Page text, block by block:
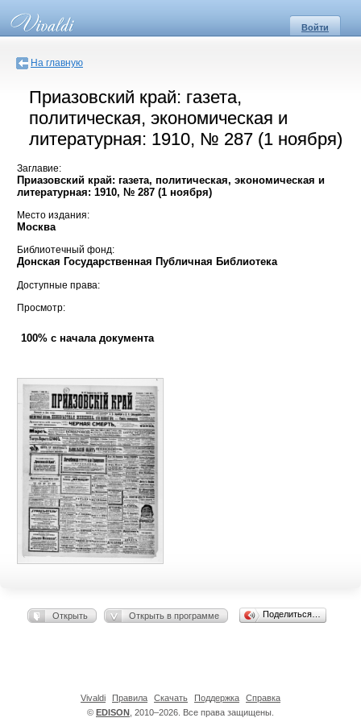
Войти
На главную
Приазовский край: газета,
политическая, экономическая и
литературная: 1910, № 287 (1 ноября)
Заглавие:
Приазовский край: газета, политическая, экономическая и
литературная: 1910, № 287 (1 ноября)
Место издания:
Москва
Библиотечный фонд:
Донская Государственная Публичная Библиотека
Доступные права:
Просмотр:
100% с начала документа
Открыть Открыть в программе Поделиться…
© EDISON , 2010–2026. Все права защищены.
Vivaldi Правила Скачать Поддержка Справка